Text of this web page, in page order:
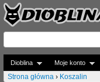
Dioblina Moje konto
Strona główna › Koszalin